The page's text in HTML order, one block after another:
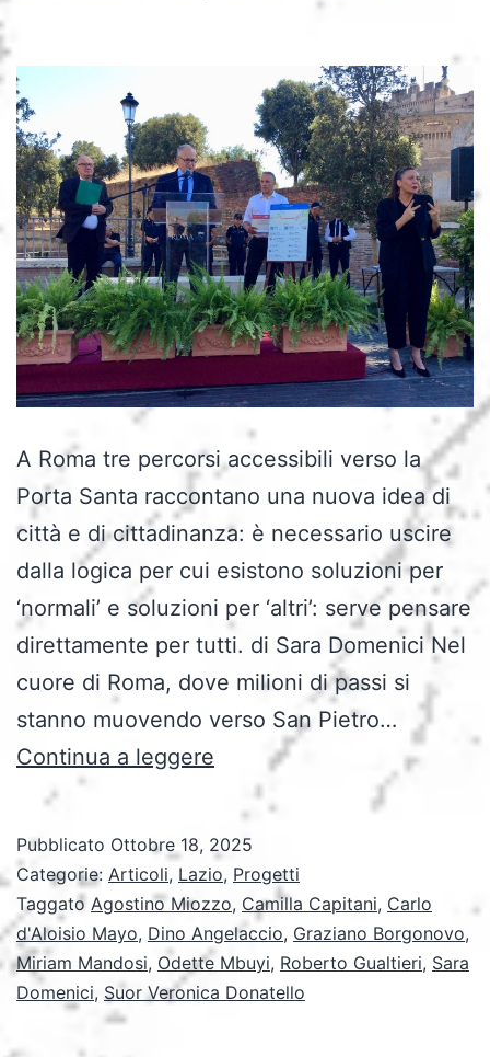
A Roma tre percorsi accessibili verso la
Porta Santa raccontano una nuova idea di
città e di cittadinanza: è necessario uscire
dalla logica per cui esistono soluzioni per
‘normali’ e soluzioni per ‘altri’: serve pensare
direttamente per tutti. di Sara Domenici Nel
cuore di Roma, dove milioni di passi si
stanno muovendo verso San Pietro…
Continua a leggere Giubileo
2025:
diventa
strada
da
percorrere
Pubblicato Ottobre 18, 2025
Categorie: Articoli, Lazio, Progetti
Taggato Agostino Miozzo, Camilla Capitani, Carlo
d'Aloisio Mayo, Dino Angelaccio, Graziano Borgonovo,
Miriam Mandosi, Odette Mbuyi, Roberto Gualtieri, Sara
Domenici, Suor Veronica Donatello